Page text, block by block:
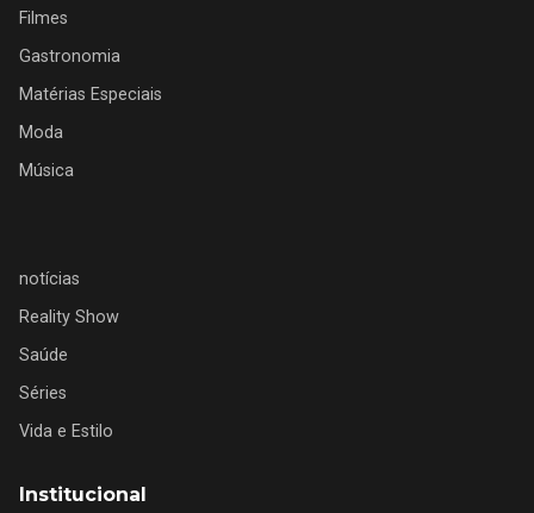
Filmes
Gastronomia
Matérias Especiais
Moda
Música
notícias
Reality Show
Saúde
Séries
Vida e Estilo
Institucional